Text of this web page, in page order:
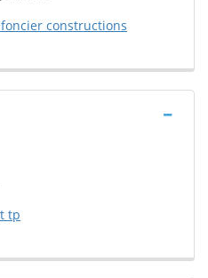
foncier constructions
tp